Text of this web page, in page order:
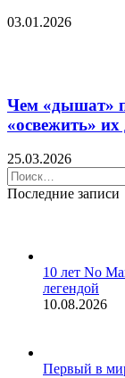
03.01.2026
Чем «дышат»
«освежить»
25.03.2026
Найти:
Последние записи
10 лет No
легендой
10.08.2026
Первый в